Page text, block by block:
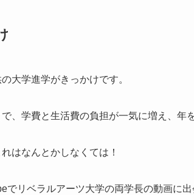
大学進学がきっかけです。
、学費と生活費の負担が一気に増え、年
はなんとかしなくては！
でリベラルアーツ大学の両学長の動画に